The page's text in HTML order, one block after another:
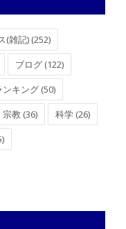
(雑記) (252)
ブログ (122)
キング (50)
教 (36)
科学 (26)